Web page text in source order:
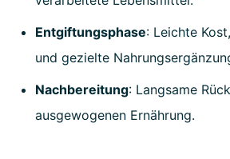
Entgiftungsphase: Leichte
und gezielte
Nachbereitung: Langsame
ausgewogenen Ernährung.